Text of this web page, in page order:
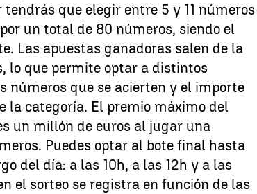
que elegir entre 5 y 11 números
un total de 80 números, siendo el
Las apuestas ganadoras salen de la
lo que permite optar a distintos
números que se acierten y el importe
la categoría. El premio máximo del
un millón de euros al jugar una
Puedes optar al bote final hasta
del día: a las 10h, a las 12h y a las
el sorteo se registra en función de las